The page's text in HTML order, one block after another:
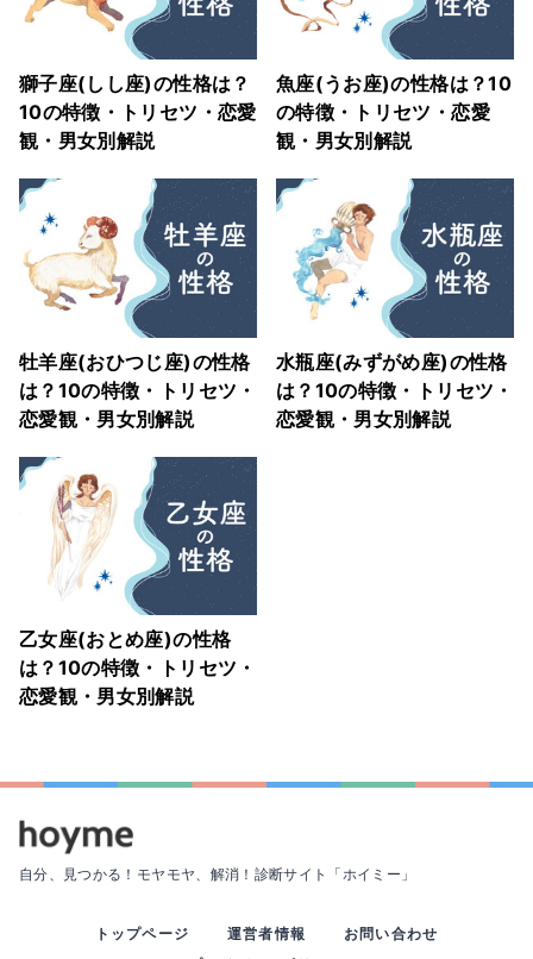
獅子座(しし座)の性格は？
10の特徴・トリセツ・恋愛
観・男女別解説
魚座(うお座)の性格は？10
の特徴・トリセツ・恋愛
観・男女別解説
牡羊座(おひつじ座)の性格
は？10の特徴・トリセツ・
恋愛観・男女別解説
水瓶座(みずがめ座)の性格
は？10の特徴・トリセツ・
恋愛観・男女別解説
乙女座(おとめ座)の性格
は？10の特徴・トリセツ・
恋愛観・男女別解説
自分、見つかる！モヤモヤ、解消！ 診断サイト「ホイミー」
トップページ 運営者情報
お問い合わせ